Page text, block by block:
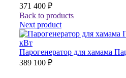
371 400 ₽
Back to products
Next product
Парогенератор для хамама
389 100 ₽